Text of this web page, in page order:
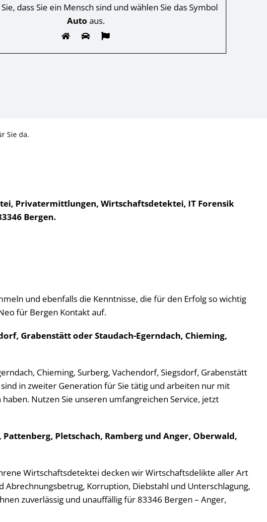
dass Sie ein Mensch sind und wählen Sie das Symbol
Auto aus.
Sie da.
Privatermittlungen, Wirtschaftsdetektei, IT Forensik
Bergen.
und ebenfalls die Kenntnisse, die für den Erfolg so wichtig
für Bergen Kontakt auf.
Grabenstätt oder Staudach-Egerndach, Chieming,
Chieming, Surberg, Vachendorf, Siegsdorf, Grabenstätt
in zweiter Generation für Sie tätig und arbeiten nur mit
Nutzen Sie unseren umfangreichen Service, jetzt
Pletschach, Ramberg und Anger, Oberwald,
Wirtschaftsdetektei decken wir Wirtschaftsdelikte aller Art
Korruption, Diebstahl und Unterschlagung,
zuverlässig und unauffällig für 83346 Bergen – Anger,